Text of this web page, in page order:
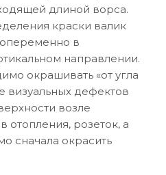
длиной ворса.
краски валик
в
направлении.
окрашивать «от угла
визуальных дефектов
возле
отопления, розеток, а
сначала окрасить